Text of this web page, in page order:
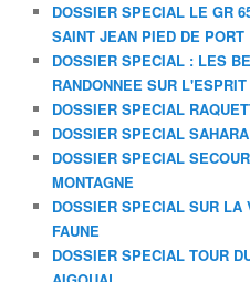
DOSSIER SPECIAL LE GR
SAINT JEAN PIED DE PORT
DOSSIER SPECIAL : LES
RANDONNEE SUR L'ESPRIT
DOSSIER SPECIAL
DOSSIER SPECIAL
DOSSIER SPECIAL
MONTAGNE
DOSSIER SPECIAL SUR LA
FAUNE
DOSSIER SPECIAL TOUR